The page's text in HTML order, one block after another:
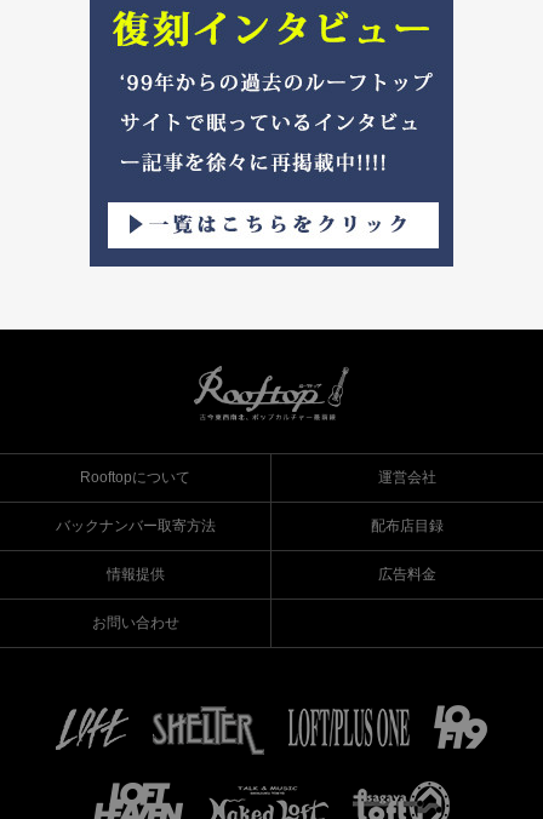
Rooftopについて 運営会社
バックナンバー取寄方法 配布店目録
情報提供 広告料金
お問い合わせ